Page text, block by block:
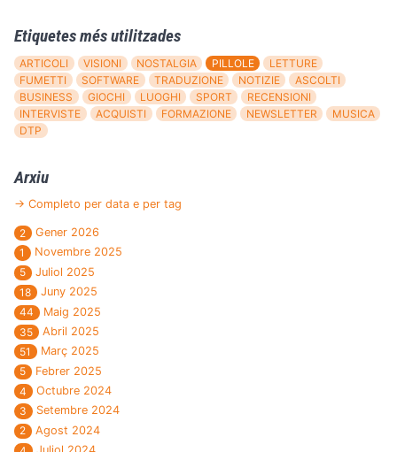
Etiquetes més utilitzades
ARTICOLI VISIONI NOSTALGIA PILLOLE
LETTURE
FUMETTI
SOFTWARE TRADUZIONE NOTIZIE
ASCOLTI
BUSINESS
GIOCHI LUOGHI SPORT
RECENSIONI
INTERVISTE
ACQUISTI FORMAZIONE NEWSLETTER
MUSICA
DTP
Arxiu
→ Completo per data e per tag
2
Gener 2026
1
Novembre 2025
5
Juliol 2025
18
Juny 2025
44
Maig 2025
35
Abril 2025
51
Març 2025
5
Febrer 2025
4
Octubre 2024
3
Setembre 2024
2
Agost 2024